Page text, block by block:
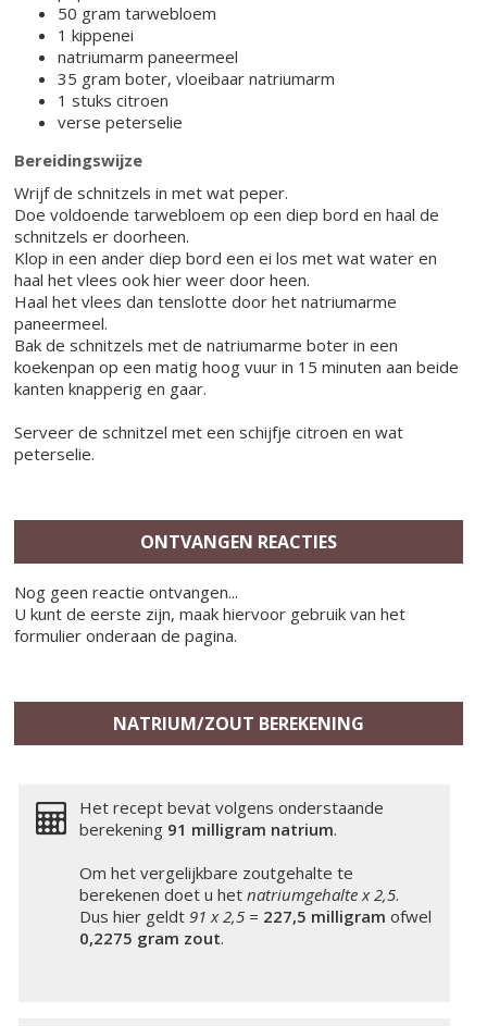
50 gram tarwebloem
1 kippenei
natriumarm paneermeel
35 gram boter, vloeibaar natriumarm
1 stuks citroen
verse peterselie
Bereidingswijze
Wrijf de schnitzels in met wat peper.
Doe voldoende tarwebloem op een diep bord en haal de
schnitzels er doorheen.
Klop in een ander diep bord een ei los met wat water en
haal het vlees ook hier weer door heen.
Haal het vlees dan tenslotte door het natriumarme
paneermeel.
Bak de schnitzels met de natriumarme boter in een
koekenpan op een matig hoog vuur in 15 minuten aan beide
kanten knapperig en gaar.
Serveer de schnitzel met een schijfje citroen en wat
peterselie.
ONTVANGEN REACTIES
Nog geen reactie ontvangen...
U kunt de eerste zijn, maak hiervoor gebruik van het
formulier onderaan de pagina.
NATRIUM/ZOUT BEREKENING
Het recept bevat volgens onderstaande
berekening 91 milligram natrium.
Om het vergelijkbare zoutgehalte te
berekenen doet u hetnatriumgehalte x 2,5.
Dus hier geldt91 x 2,5 = 227,5 milligram ofwel
0,2275 gram zout.